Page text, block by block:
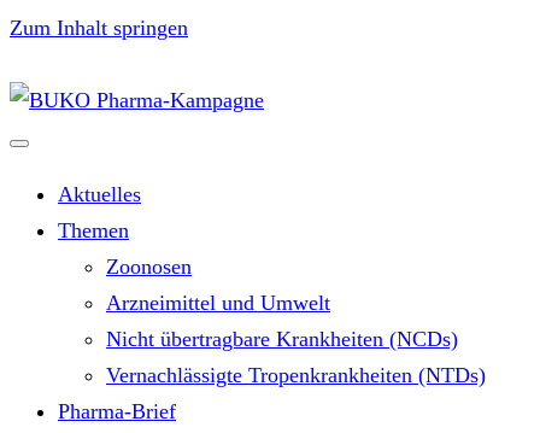
Zum Inhalt springen
Aktuelles
Themen
Zoonosen
Arzneimittel und Umwelt
Nicht übertragbare Krankheiten (NCDs)
Vernachlässigte Tropenkrankheiten (NTDs)
Pharma-Brief